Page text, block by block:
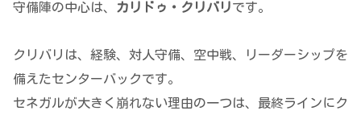
守備陣の中心は、 カリドゥ・クリバリです。
クリバリは、経験、対人守備、空中戦、リーダーシップを
備えたセンターバックです。
セネガルが大きく崩れない理由の一つは、最終ラインにク